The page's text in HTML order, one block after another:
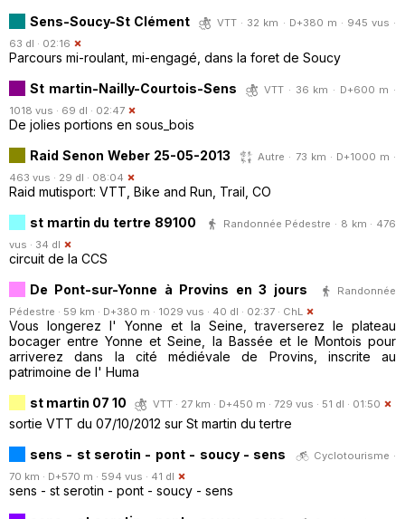
Sens-Soucy-St Clément
VTT · 32 km · D+380 m · 945 vus ·
63 dl · 02:16
Parcours mi-roulant, mi-engagé, dans la foret de Soucy
St martin-Nailly-Courtois-Sens
VTT · 36 km · D+600 m ·
1018 vus · 69 dl · 02:47
De jolies portions en sous_bois
Raid Senon Weber 25-05-2013
Autre · 73 km · D+1000 m ·
463 vus · 29 dl · 08:04
Raid mutisport: VTT, Bike and Run, Trail, CO
st martin du tertre 89100
Randonnée Pédestre · 8 km · 476
vus · 34 dl
circuit de la CCS
De Pont-sur-Yonne à Provins en 3 jours
Randonnée
Pédestre · 59 km · D+380 m · 1029 vus · 40 dl · 02:37 · ChL
Vous longerez l' Yonne et la Seine, traverserez le plateau
bocager entre Yonne et Seine, la Bassée et le Montois pour
arriverez dans la cité médiévale de Provins, inscrite au
patrimoine de l' Huma
st martin 07 10
VTT · 27 km · D+450 m · 729 vus · 51 dl · 01:50
sortie VTT du 07/10/2012 sur St martin du tertre
sens - st serotin - pont - soucy - sens
Cyclotourisme ·
70 km · D+570 m · 594 vus · 41 dl
sens - st serotin - pont - soucy - sens